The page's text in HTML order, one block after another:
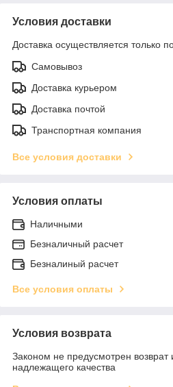
Условия доставки
Доставка осуществляется только
Самовывоз
Доставка курьером
Доставка почтой
Транспортная компания
Все условия доставки
Условия оплаты
Наличными
Безналичный расчет
Безналиный расчет
Все условия оплаты
Условия возврата
Законом не предусмотрен возврат
надлежащего качества